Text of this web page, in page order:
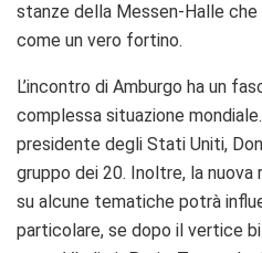
stanze della Messen-Halle
come un vero fortino.
L’incontro di Amburgo ha un
complessa situazione
presidente degli Stati Uniti,
gruppo dei 20. Inoltre, la
su alcune tematiche potrà
particolare, se dopo il vertice